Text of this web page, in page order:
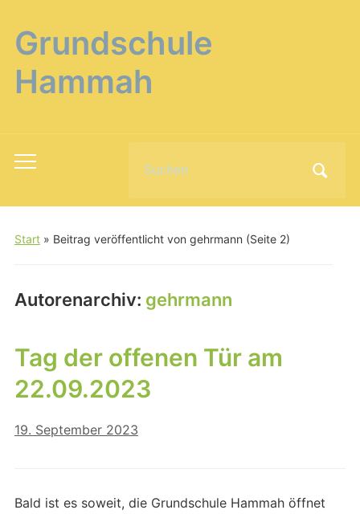
Grundschule
Hammah
Toggle
menu
for:
Start» Beitrag veröffentlicht von gehrmann (Seite 2)
Autorenarchiv: gehrmann
Tag der offenen Tür am
22.09.2023
19. September 2023
Bald ist es soweit, die Grundschule Hammah öffnet